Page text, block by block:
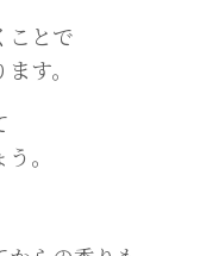
ことで
す。
。